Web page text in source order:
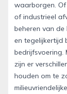
waarborgen.
of industrieel
beheren van
en tegelijkertijd
bedrijfsvoering.
zijn er
houden om te